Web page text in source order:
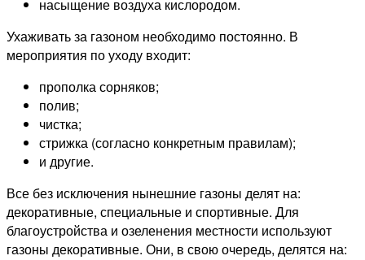
насыщение воздуха кислородом.
Ухаживать за газоном необходимо постоянно. В
мероприятия по уходу входит:
прополка сорняков;
полив;
чистка;
стрижка (согласно конкретным правилам);
и другие.
Все без исключения нынешние газоны делят на:
декоративные, специальные и спортивные. Для
благоустройства и озеленения местности используют
газоны декоративные. Они, в свою очередь, делятся на: